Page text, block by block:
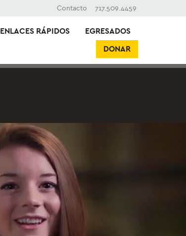
Contacto 717.509.4459
ENLACES RÁPIDOS
EGRESADOS
DONAR